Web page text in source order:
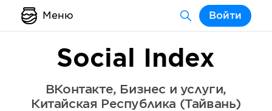
Меню Войти
Social Index
ВКонтакте, Бизнес и услуги,
Китайская Республика (Тайвань)